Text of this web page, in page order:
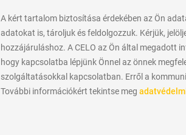
A kért tartalom biztosítása érdekében az Ön
adatokat is, tároljuk és feldolgozzuk. Kérjük,
hozzájáruláshoz. A CELO az Ön által megadott
hogy kapcsolatba lépjünk Önnel az önnek
szolgáltatásokkal kapcsolatban. Erről a
További információkért tekintse meg